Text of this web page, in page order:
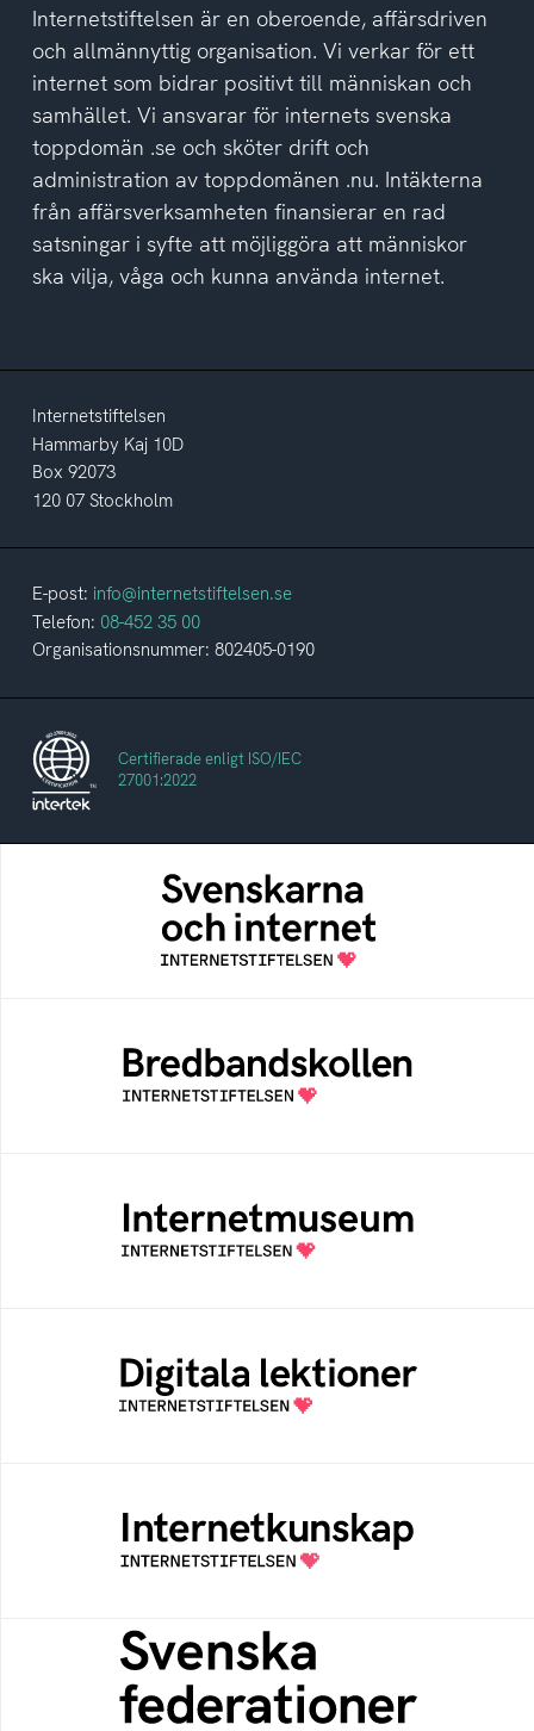
del
av
integritetspolicyn
Internetstiftelsen är en oberoende, affärsdriven
och allmännyttig organisation. Vi verkar för ett
internet som bidrar positivt till människan och
samhället. Vi ansvarar för internets svenska
toppdomän .se och sköter drift och
administration av toppdomänen .nu. Intäkterna
från affärsverksamheten finansierar en rad
satsningar i syfte att möjliggöra att människor
ska vilja, våga och kunna använda internet.
Internetstiftelsen
Hammarby Kaj 10D
Box 92073
120 07 Stockholm
E-post: info@internetstiftelsen.se
Telefon: 08-452 35 00
Organisationsnummer: 802405-0190
Certifierade enligt ISO/IEC
27001:2022
Svenskarna och internet
En årlig studie av svenska folkets
internetvanor
Bredbandskollen är ett oberoende
konsumentverktyg som drivs av
Internetstiftelsen
Ett digitalt museum som byggts, och kureras
av Internetstiftelsen
Öppen digital lärresurs med färdiga lektioner
för alla stadier i grundskolan
Samlad kunskap som hjälper dig att bli en
säker och medveten internetanvändare
Svenska federationer
Grunden för medlemskap i en sektors- eller
kontextspecifik federation